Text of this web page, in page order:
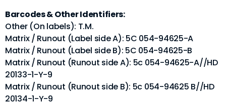
Barcodes & Other Identifiers:
Other (On labels): T.M.
Matrix / Runout (Label side A): 5C 054-94625-A
Matrix / Runout (Label side B): 5C 054-94625-B
Matrix / Runout (Runout side A): 5c 054-94625-A//HD
20133-1-Y-9
Matrix / Runout (Runout side B): 5c 054-94625 B//HD
20134-1-Y-9